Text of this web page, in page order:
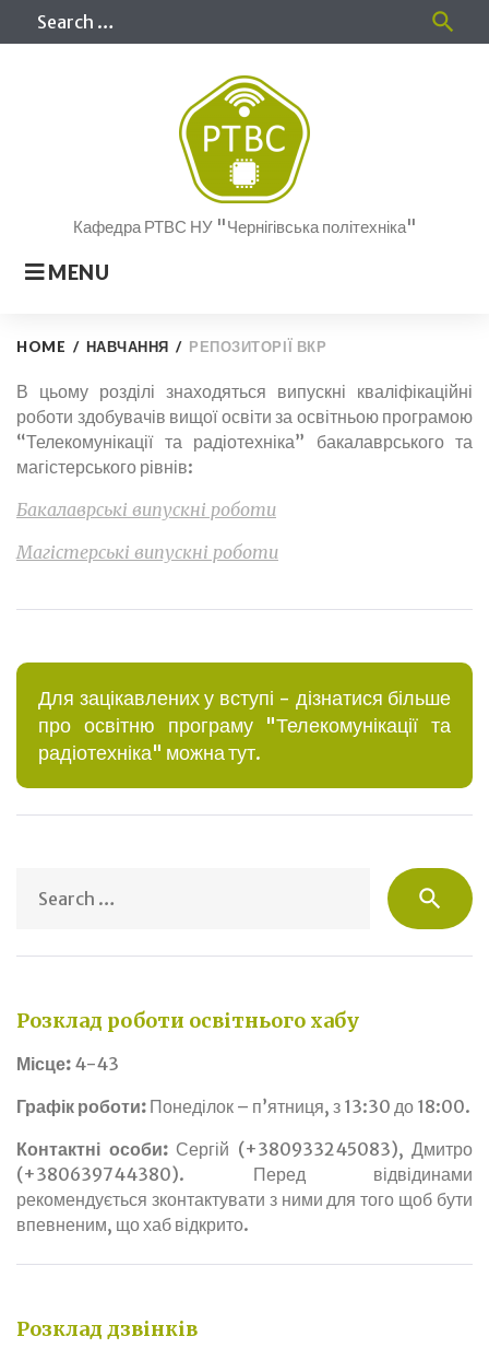
search
Кафедра РТВС НУ "Чернігівська політехніка"
MENU
HOME / НАВЧАННЯ / РЕПОЗИТОРІЇ ВКР
Репозиторії
ВКР
В цьому розділі знаходяться випускні кваліфікаційні
роботи здобувачів вищої освіти за освітньою програмою
“Телекомунікації та радіотехніка” бакалаврського та
магістерського рівнів:
Бакалаврські випускні роботи
Магістерські випускні роботи
Для зацікавлених у вступі - дізнатися більше
про освітню програму "Телекомунікації та
радіотехніка" можна тут.
search
Розклад роботи освітнього хабу
Місце: 4-43
Графік роботи: Понеділок – п’ятниця, з 13:30 до 18:00.
Контактні особи:Сергій (+380933245083), Дмитро
(+380639744380). Перед відвідинами
рекомендується зконтактувати з ними для того щоб бути
впевненим, що хаб відкрито.
Розклад дзвінків